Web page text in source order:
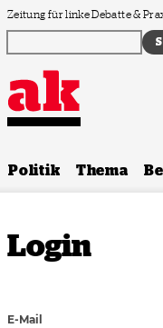
Zum Inhalt springen
Zeitung für linke Debatte &
Politik Thema
Login
E-Mail